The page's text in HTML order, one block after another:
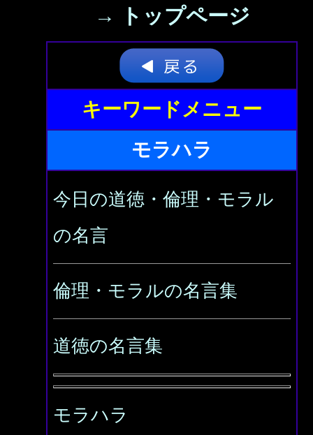
→ トップページ
キーワードメニュー
モラハラ
今日の道徳・倫理・モラル
の名言
倫理・モラルの名言集
道徳の名言集
モラハラ